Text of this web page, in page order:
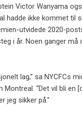
Victor Wanyama
hadde ikke kommet til
utvidede 2020-
i år. Noen ganger må
lag,” sa NYCFCs
Montreal. “Det vil bli en
jeg sikker på.”